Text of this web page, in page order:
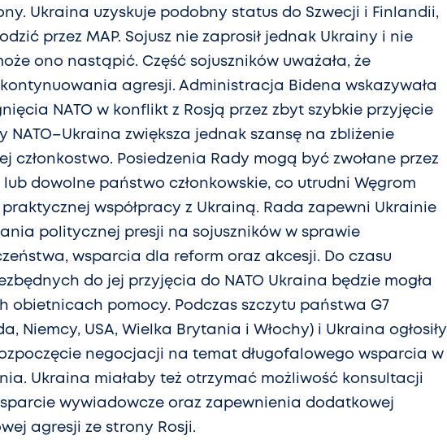
Ukraina uzyskuje podobny status do Szwecji i Finlandii,
przez MAP. Sojusz nie zaprosił jednak Ukrainy i nie
ono nastąpić. Część sojuszników uważała, że
agresji. Administracja Bidena wskazywała
NATO w konflikt z Rosją przez zbyt szybkie przyjęcie
NATO–Ukraina zwiększa jednak szansę na zbliżenie
członkostwo. Posiedzenia Rady mogą być zwołane przez
dowolne państwo członkowskie, co utrudni Węgrom
współpracy z Ukrainą. Rada zapewni Ukrainie
politycznej presji na sojuszników w sprawie
wsparcia dla reform oraz akcesji. Do czasu
do jej przyjęcia do NATO Ukraina będzie mogła
obietnicach pomocy. Podczas szczytu państwa G7
Niemcy, USA, Wielka Brytania i Włochy) i Ukraina ogłosiły
negocjacji na temat długofalowego wsparcia w
Ukraina miałaby też otrzymać możliwość konsultacji
wywiadowcze oraz zapewnienia dodatkowej
agresji ze strony Rosji.